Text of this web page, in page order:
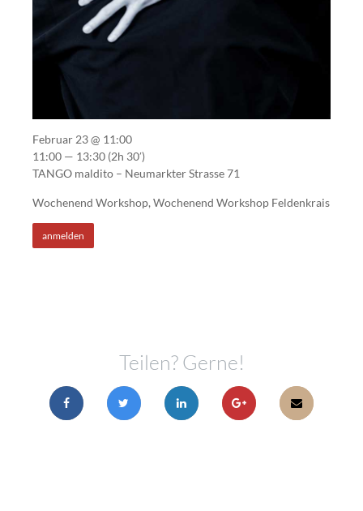
Februar 23 @ 11:00
11:00 — 13:30 (2h 30′)
TANGO maldito – Neumarkter Strasse 71
Wochenend Workshop, Wochenend Workshop Feldenkrais
anmelden
Teilen? Gerne!